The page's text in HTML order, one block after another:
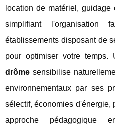
location de matériel,
simplifiant l'organisation
établissements disposant de
pour optimiser votre temps.
drôme sensibilise
environnementaux par ses
sélectif, économies d'énergie,
approche pédagogique